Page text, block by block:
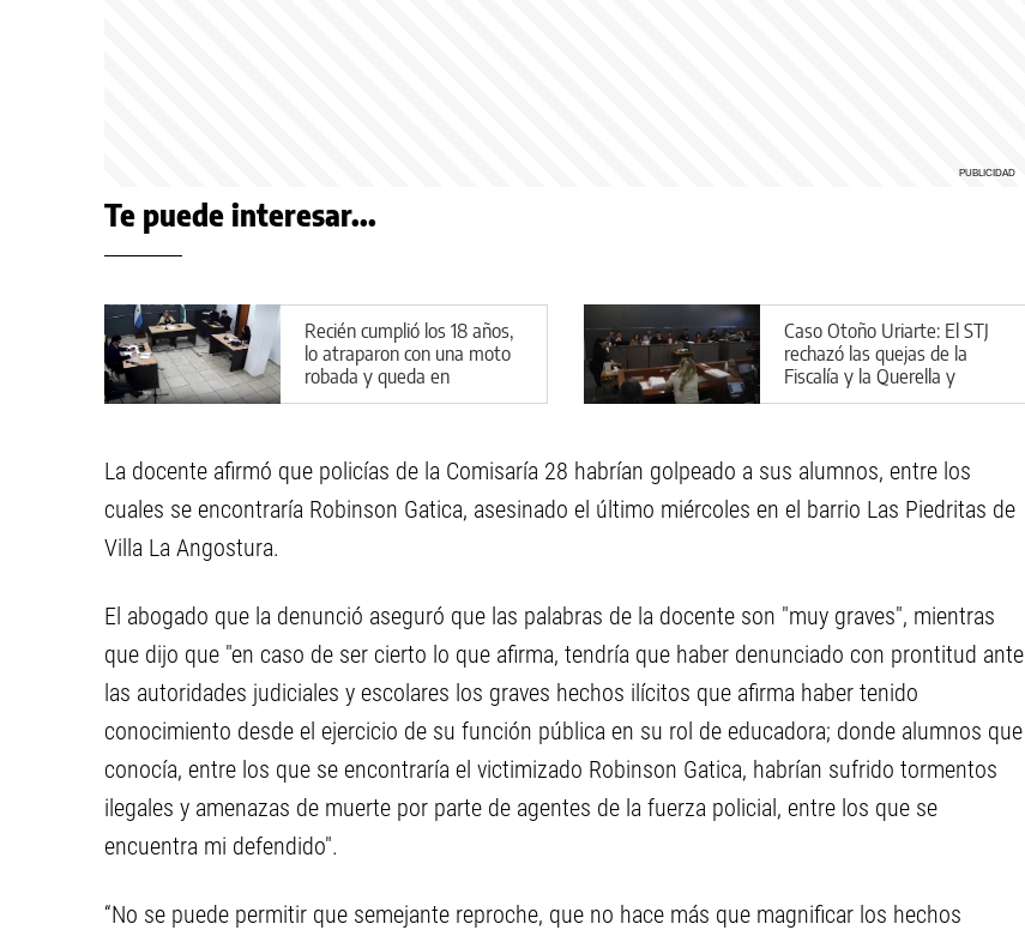
Te puede interesar...
Recién cumplió los 18 años,
lo atraparon con una moto
robada y queda en
preventiva por la Ley de
Caso Otoño Uriarte: El STJ
rechazó las quejas de la
Fiscalía y la Querella y
confirmó las absoluciones
La docente afirmó que policías de la Comisaría 28 habrían golpeado a sus alumnos, entre los
cuales se encontraría Robinson Gatica, asesinado el último miércoles en el barrio Las Piedritas de
Villa La Angostura.
El abogado que la denunció aseguró que las palabras de la docente son "muy graves", mientras
que dijo que "en caso de ser cierto lo que afirma, tendría que haber denunciado con prontitud ante
las autoridades judiciales y escolares los graves hechos ilícitos que afirma haber tenido
conocimiento desde el ejercicio de su función pública en su rol de educadora; donde alumnos que
conocía, entre los que se encontraría el victimizado Robinson Gatica, habrían sufrido tormentos
ilegales y amenazas de muerte por parte de agentes de la fuerza policial, entre los que se
encuentra mi defendido".
“No se puede permitir que semejante reproche, que no hace más que magnificar los hechos